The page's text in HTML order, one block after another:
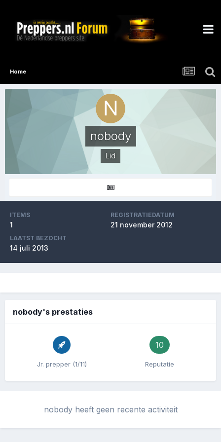
Home
nobody
Lid
ITEMS
1
REGISTRATIEDATUM
21 november 2012
LAATST BEZOCHT
14 juli 2013
nobody's prestaties
Jr. prepper (1/11)
10
Reputatie
nobody heeft geen recente activiteit